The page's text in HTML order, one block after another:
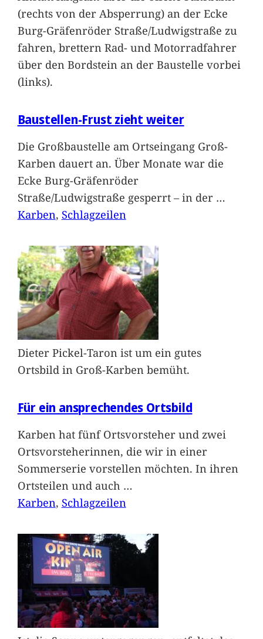
(rechts von der Absperrung) an der Ecke
Burg-Gräfenröder Straße/Ludwigstraße zu
fahren, brettern Rad- und Motorradfahrer
über den Bordstein an der Baustelle vorbei
(links).
Baustellen-Frust zieht weiter
Die Großbaustelle am Ortseingang Groß-
Karben dauert an. Über Monate war die
Ecke Burg-Gräfenröder
Straße/Ludwigstraße gesperrt – in der …
Karben, Schlagzeilen
Dieter Pickel-Taron ist um ein gutes
Ortsbild in Groß-Karben bemüht.
Für ein ansprechendes Ortsbild
Karben hat fünf Ortsvorsteher und zwei
Ortsvorsteherinnen, die wir in einer
Sommerserie vorstellen möchten. In ihren
Ortsteilen und auch …
Karben, Schlagzeilen